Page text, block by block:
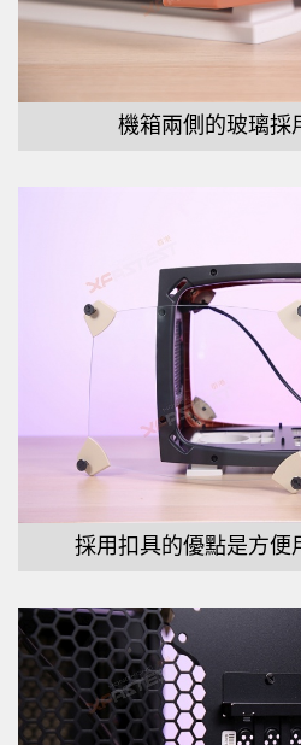
機箱兩側的玻璃採
採用扣具的優點是方便